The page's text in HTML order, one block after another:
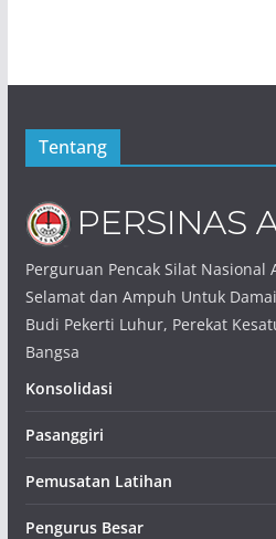
Tentang
Perguruan Pencak Silat Nasional
Selamat dan Ampuh Untuk
Budi Pekerti Luhur, Perekat
Bangsa
Konsolidasi
Pasanggiri
Pemusatan Latihan
Pengurus Besar